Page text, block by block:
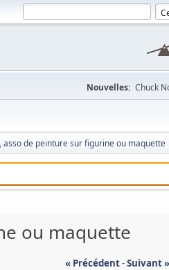
Nouvelles: Chuck
asso de peinture sur figurine ou maquette
ou maquette
« Précédent-Suivant »